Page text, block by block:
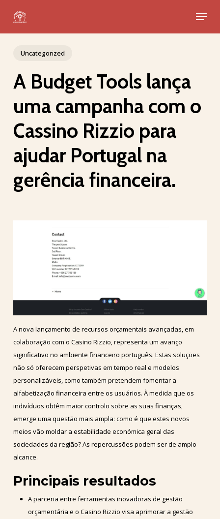
main
Menu
Uncategorized
A Budget Tools lança
uma campanha com o
Cassino Rizzio para
ajudar Portugal na
gerência financeira.
A nova lançamento de recursos orçamentais avançadas, em
colaboração com o Casino Rizzio, representa um avanço
significativo no ambiente financeiro português. Estas soluções
não só oferecem perspetivas em tempo real e modelos
personalizáveis, como também pretendem fomentar a
alfabetização financeira entre os usuários. À medida que os
indivíduos obtêm maior controlo sobre as suas finanças,
emerge uma questão mais ampla: como é que estes novos
meios vão moldar a estabilidade económica geral das
sociedades da região? As repercussões podem ser de amplo
alcance.
Principais resultados
A parceria entre ferramentas inovadoras de gestão
orçamentária e o Casino Rizzio visa aprimorar a gestão